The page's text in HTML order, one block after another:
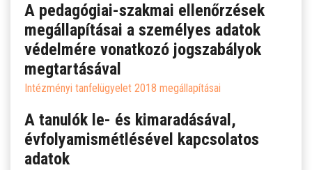
A pedagógiai-szakmai ellenőrzések
megállapításai a személyes adatok
védelmére vonatkozó jogszabályok
megtartásával
Intézményi tanfelügyelet 2018 megállapításai
A tanulók le- és kimaradásával,
évfolyamismétlésével kapcsolatos
adatok